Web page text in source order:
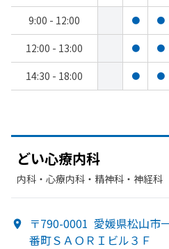
9:00 - 12:00
● ●
12:00 - 13:00 ● ●
14:30 - 18:00 ● ●
どい心療内科
内科・​心療内科・​精神科・神経科
〒790-0001 愛媛県松山市
番町ＳＡＯＲＩビル３Ｆ